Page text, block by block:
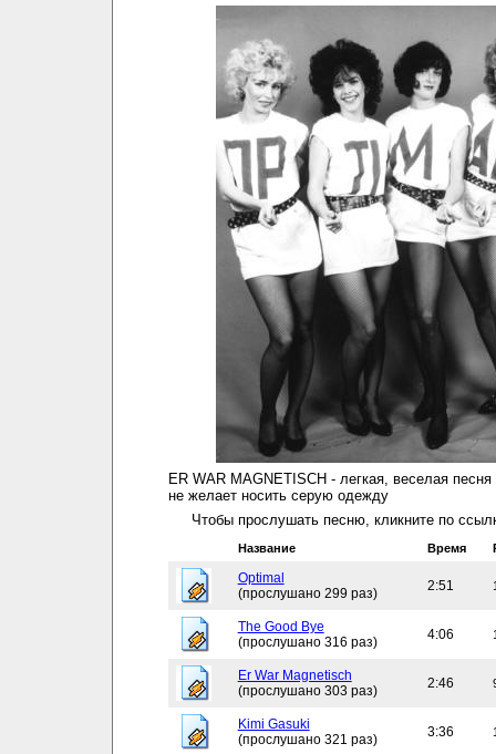
ER WAR MAGNETISCH - легкая, веселая
не желает носить серую одежду
Чтобы прослушать песню, кликните по
Название Время
Optimal
(прослушано 299 раз)
2:51
The Good Bye
(прослушано 316 раз)
4:06
Er War Magnetisch
(прослушано 303 раз)
2:46
Kimi Gasuki
(прослушано 321 раз)
3:36